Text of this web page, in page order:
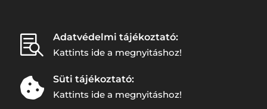

Adatvédelmi tájékoztató:
Kattints ide a megnyitáshoz!

Süti tájékoztató:
Kattints ide a megnyitáshoz!